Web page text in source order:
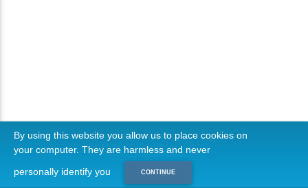
By using this website you allow us to place cookies on
your computer. They are harmless and never
personally identify you
CONTINUE